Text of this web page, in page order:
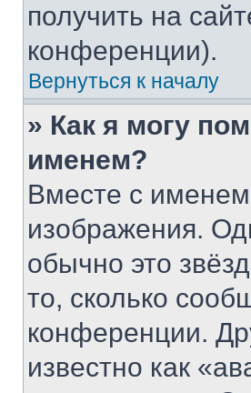
получить на
конференции).
Вернуться к началу
» Как я могу
именем?
Вместе с именем
изображения.
обычно это
то, сколько
конференции.
известно как